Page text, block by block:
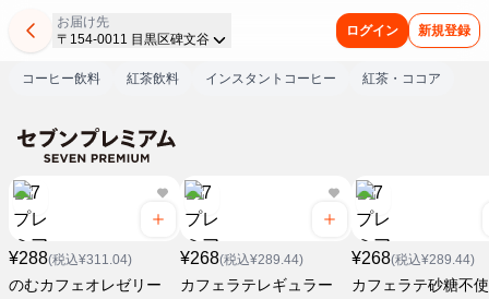
お届け先
〒154-0011 目黒区碑文谷
ログイン 新規登録
コーヒー飲料 紅茶飲料 インスタントコーヒー 紅茶・ココア
¥288(税込¥311.04)
のむカフェオレゼリー
¥268(税込¥289.44)
カフェラテレギュラー
¥268(税込¥289.44)
カフェラテ砂糖不